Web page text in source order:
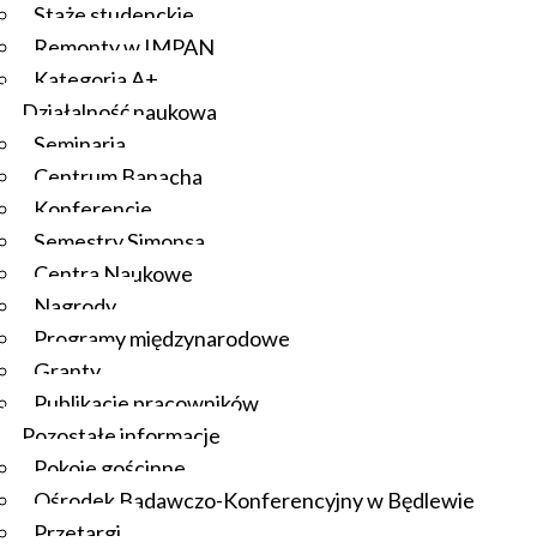
Staże studenckie
Remonty w IMPAN
Kategoria A+
Działalność naukowa
Seminaria
Centrum Banacha
Konferencje
Semestry Simonsa
Centra Naukowe
Nagrody
Programy międzynarodowe
Granty
Publikacje pracowników
Pozostałe informacje
Pokoje gościnne
Ośrodek Badawczo-Konferencyjny w Będlewie
Przetargi